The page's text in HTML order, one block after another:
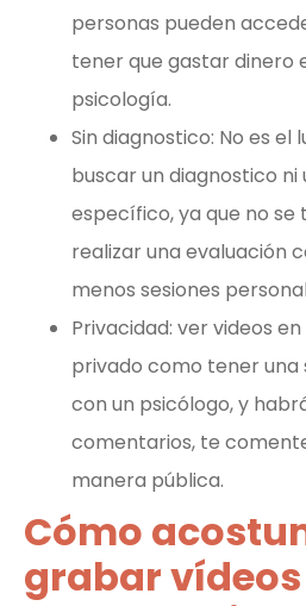
personas pueden
tener que gastar dinero
psicología.
Sin diagnostico: No es el
buscar un diagnostico
específico, ya que no
realizar una evaluación
menos sesiones
Privacidad: ver videos
privado como tener una
con un psicólogo, y
comentarios, te
manera pública.
Cómo
grabar